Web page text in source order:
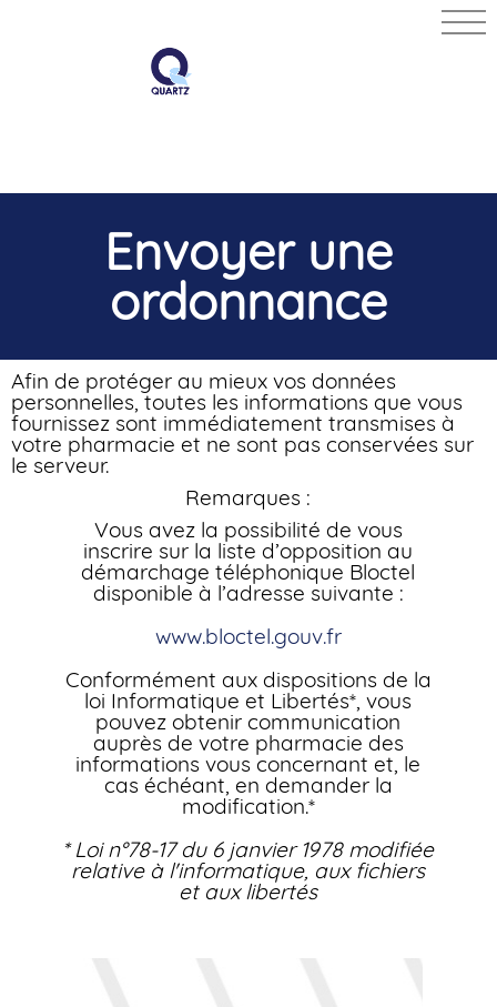
Envoyer une
ordonnance
Afin de protéger au mieux vos données
personnelles, toutes les informations que vous
fournissez sont immédiatement transmises à
votre pharmacie et ne sont pas conservées sur
le serveur.
Remarques :
Vous avez la possibilité de vous
inscrire sur la liste d’opposition au
démarchage téléphonique Bloctel
disponible à l’adresse suivante :
www.bloctel.gouv.fr
Conformément aux dispositions de la
loi Informatique et Libertés*, vous
pouvez obtenir communication
auprès de votre pharmacie des
informations vous concernant et, le
cas échéant, en demander la
modification.*
* Loi n°78-17 du 6 janvier 1978 modifiée
relative à l'informatique, aux fichiers
et aux libertés